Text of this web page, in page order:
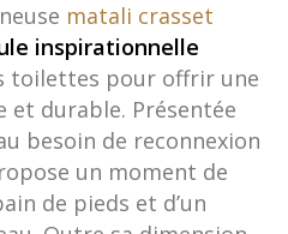
matali crasset
inspirationnelle
toilettes pour offrir une
et durable. Présentée
besoin de reconnexion
un moment de
de pieds et d’un